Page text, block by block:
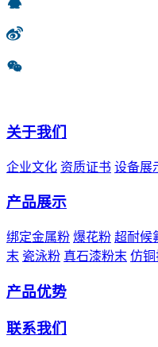
关于我们
企业文化 资质证书 设备展
产品展示
绑定金属粉 爆花粉 超耐候
末 瓷泳粉 真石漆粉末 仿
产品优势
联系我们